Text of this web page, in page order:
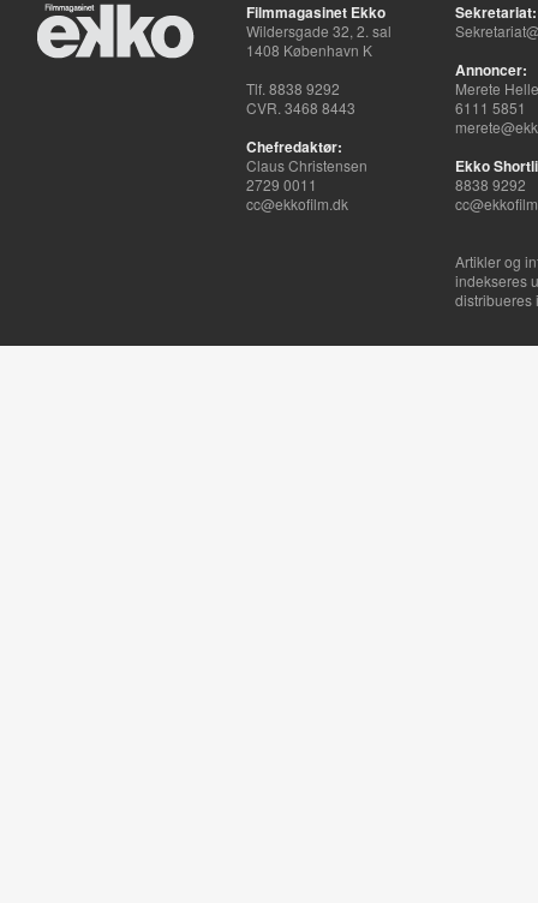
Filmmagasinet Ekko
Wildersgade 32, 2. sal
1408 København K
Tlf. 8838 9292
CVR. 3468 8443
Chefredaktør:
Claus Christensen
2729 0011
cc@ekkofilm.dk
Sekretariat:
Annoncer:
Merete
6111 5851
Ekko
8838 9292
Artikler og
indekseres
distribueres